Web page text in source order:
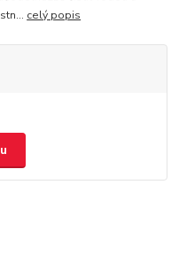
celý popis